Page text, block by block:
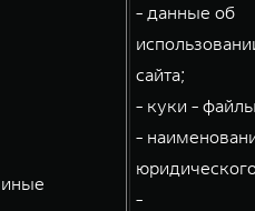
WEY 80 Лаундж
Масштаб возможностей
от 8 099 000 ₽
иные
- данные об
сайта;
- куки -
-
-